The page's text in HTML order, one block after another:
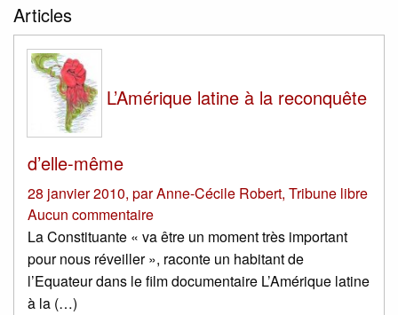
Articles
L’Amérique latine à la reconquête
d’elle-même
28 janvier 2010, parAnne-Cécile Robert, Tribune libre
Aucun commentaire
La Constituante « va être un moment très important
pour nous réveiller », raconte un habitant de
l’Equateur dans le film documentaire L’Amérique latine
à la (…)